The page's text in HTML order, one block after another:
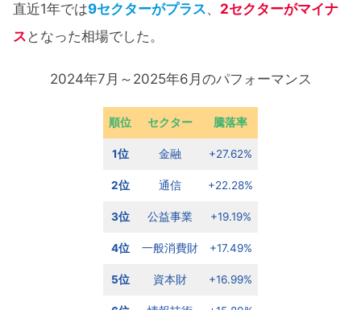
直近1年では9セクターがプラス、 2セクターがマイナ
ス となった相場でした。
2024年7月～2025年6月のパフォーマンス
順位 セクター 騰落率
1位 金融 +27.62%
2位 通信 +22.28%
3位 公益事業 +19.19%
4位 一般消費財 +17.49%
5位 資本財 +16.99%